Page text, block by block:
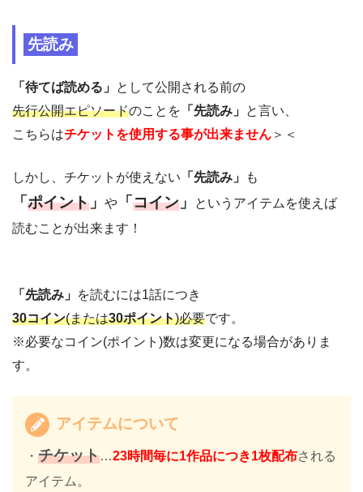
先読み
「待てば読める」 として公開される前の
先行公開エピソードのことを 「先読み」 と言い、
こちらはチケットを使用する事が出来ません ＞＜
しかし、チケットが使えない 「先読み」 も
「 ポイント 」 や 「 コイン 」
というアイテムを使えば
読むことが出来ます！
「先読み」 を読むには1話につき
30コイン(または30ポイント)必要です。
※必要なコイン(ポイント)数は変更になる場合がありま
す。
アイテムについて
・ チケット…23時間毎に1作品につき1枚配布される
アイテム。